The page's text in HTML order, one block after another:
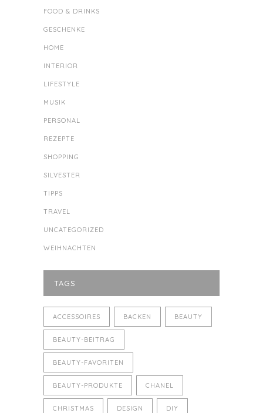
FOOD & DRINKS
GESCHENKE
HOME
INTERIOR
LIFESTYLE
MUSIK
PERSONAL
REZEPTE
SHOPPING
SILVESTER
TIPPS
TRAVEL
UNCATEGORIZED
WEIHNACHTEN
TAGS
ACCESSOIRES BACKEN BEAUTY
BEAUTY-BEITRAG
BEAUTY-FAVORITEN
BEAUTY-PRODUKTE CHANEL
CHRISTMAS DESIGN DIY